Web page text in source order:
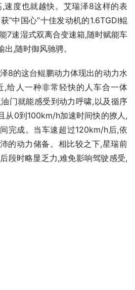
速度也就越快。艾瑞泽8这样的表
“中国心”十佳发动机的1.6TGDI鲲
7速湿式双离合变速箱,随时赋能车
,随时御风驰骋。
8的这台鲲鹏动力体现出的动力水
,给人一种非常轻快的人车合一体
门就能感受到动力呼啸,以及循序
从0到100km/h加速时间快的撩人,
完成。当车速超过120km/h后,依
的动力储备。相比较之下,星瑞前
段时略显乏力,难免影响驾驶感受,